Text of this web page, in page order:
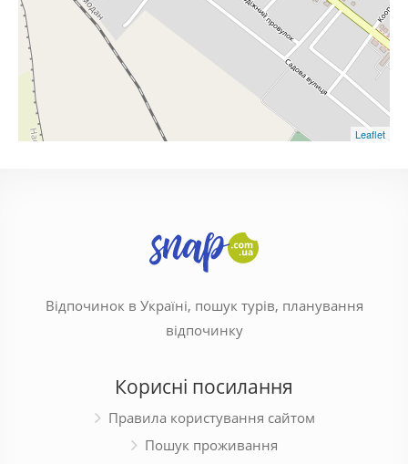
Leaflet
Відпочинок в Україні, пошук турів, планування
відпочинку
Корисні посилання
Правила користування сайтом
Пошук проживання